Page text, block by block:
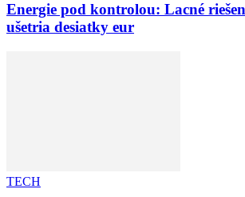
Energie pod kontrolou: Lacné
ušetria desiatky eur
TECH